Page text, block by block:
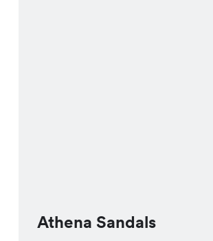
Athena Sandals